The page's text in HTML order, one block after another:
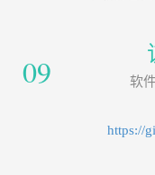
09
软
https://